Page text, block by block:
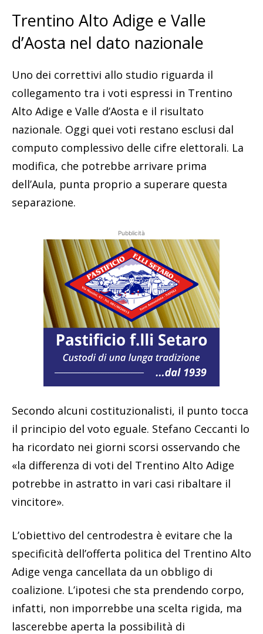
Trentino Alto Adige e Valle
d’Aosta nel dato nazionale
Uno dei correttivi allo studio riguarda il
collegamento tra i voti espressi in Trentino
Alto Adige e Valle d’Aosta e il risultato
nazionale. Oggi quei voti restano esclusi dal
computo complessivo delle cifre elettorali. La
modifica, che potrebbe arrivare prima
dell’Aula, punta proprio a superare questa
separazione.
Pubblicità
Secondo alcuni costituzionalisti, il punto tocca
il principio del voto eguale. Stefano Ceccanti lo
ha ricordato nei giorni scorsi osservando che
«la differenza di voti del Trentino Alto Adige
potrebbe in astratto in vari casi ribaltare il
vincitore».
L’obiettivo del centrodestra è evitare che la
specificità dell’offerta politica del Trentino Alto
Adige venga cancellata da un obbligo di
coalizione. L’ipotesi che sta prendendo corpo,
infatti, non imporrebbe una scelta rigida, ma
lascerebbe aperta la possibilità di